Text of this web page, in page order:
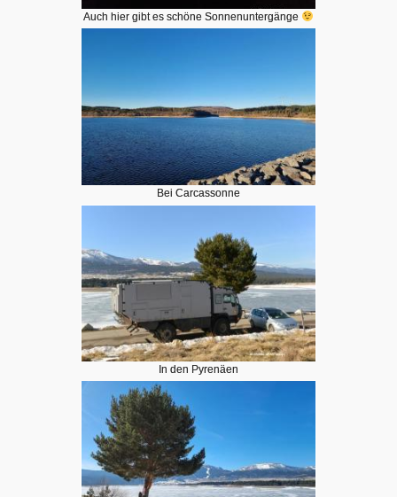
Auch hier gibt es schöne Sonnenuntergänge
Bei Carcassonne
In den Pyrenäen